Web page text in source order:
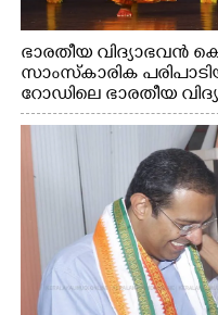
ഭാരതീയ വിദ്യാഭവൻ
സാംസ്കാരിക
റോഡിലെ ഭാരതീയ
സഭാഗൃഹത്തിൽ എം.
അവതരിപ്പിച്ച ലയ